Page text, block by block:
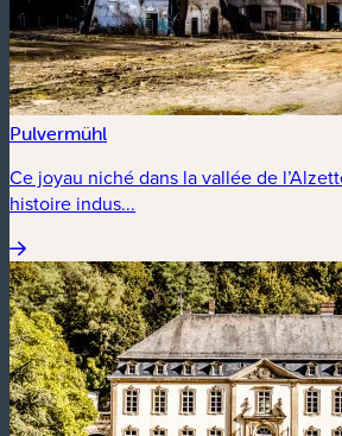
Pulvermühl
Ce joyau niché dans la vallée de
histoire indus...